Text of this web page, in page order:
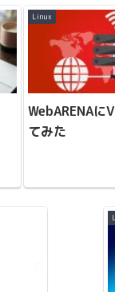
Linux
WebARENAに
てみた